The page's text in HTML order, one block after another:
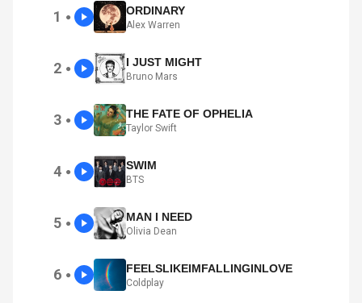
1 ● ORDINARY
Alex Warren
2 ● I JUST MIGHT
Bruno Mars
3 ● THE FATE OF OPHELIA
Taylor Swift
4 ● SWIM
BTS
5 ● MAN I NEED
Olivia Dean
6 ● FEELSLIKEIMFALLINGINLOVE
Coldplay